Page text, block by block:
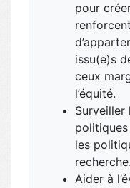
pour
issu(e)s
ceux
l’équité.
les
recherche.
Aider à